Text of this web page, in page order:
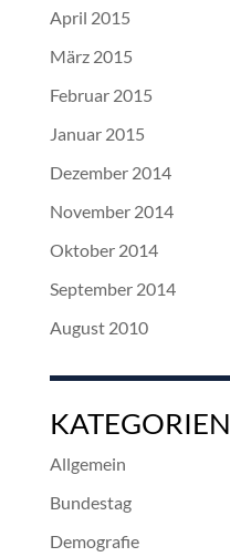
April 2015
März 2015
Februar 2015
Januar 2015
Dezember 2014
November 2014
Oktober 2014
September 2014
August 2010
KATEGORIEN
Allgemein
Bundestag
Demografie